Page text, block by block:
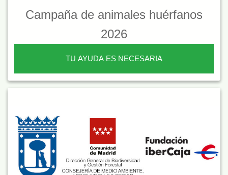
Campaña de animales huérfanos
2026
TU AYUDA ES NECESARIA